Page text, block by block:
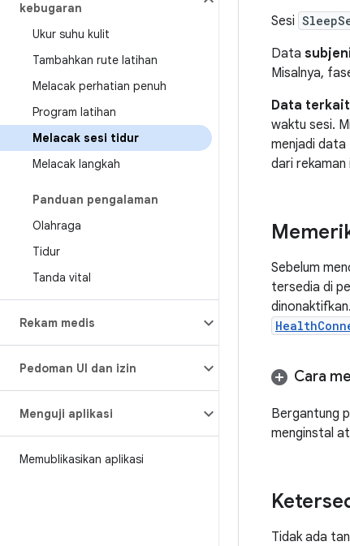
kebugaran
Ukur suhu kulit
Tambahkan rute latihan
Melacak perhatian penuh
Program latihan
Melacak sesi tidur
Melacak langkah
Panduan pengalaman
Olahraga
Tidur
Tanda vital
Rekam medis
Pedoman UI dan izin
Menguji aplikasi
Memublikasikan aplikasi
Sesi
Data
Misalnya,
Data terkait
waktu sesi.
menjadi
dari rekaman
Sebelum
tersedia di
Cara
Bergantung
menginstal
Tidak ada